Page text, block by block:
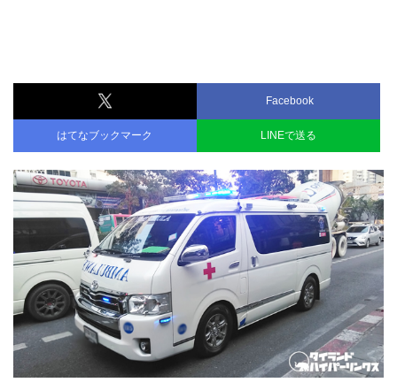
Facebook
はてなブックマーク LINEで送る